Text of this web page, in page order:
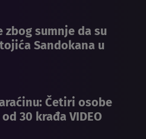
zbog sumnje da su
Sandokana u
Četiri osobe
30 krađa VIDEO